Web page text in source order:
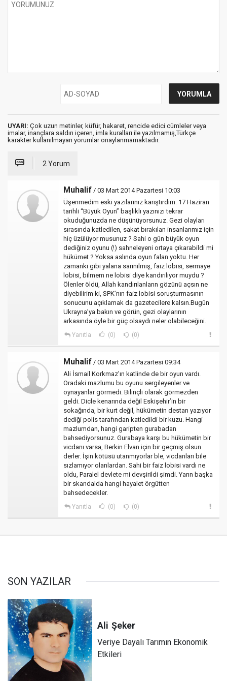
UYARI: Çok uzun metinler, küfür, hakaret, rencide edici cümleler veya
imalar, inançlara saldırı içeren, imla kuralları ile yazılmamış,Türkçe
karakter kullanılmayan yorumlar onaylanmamaktadır.
2 Yorum
Muhalif / 03 Mart 2014 Pazartesi 10:03
Üşenmedim eski yazılarınız karıştırdım. 17 Haziran
tarihli “Büyük Oyun” başlıklı yazınızı tekrar
okuduğunuzda ne düşünüyorsunuz. Gezi olayları
sırasında katledilen, sakat bırakılan insanlarımız için
hiç üzülüyor musunuz ? Sahi o gün büyük oyun
dediğiniz oyunu (!) sahneleyeni ortaya çıkarabildi mi
hükümet ? Yoksa aslında oyun falan yoktu. Her
zamanki gibi yalana sarınılmış, faiz lobisi, sermaye
lobisi, bilmem ne lobisi diye kandırılıyor muydu ?
Ölenler öldü, Allah kandırılanların gözünü açsın ne
diyebilirim ki, SPK’nın faiz lobisi soruşturmasının
sonucunu açıklamak da gazetecilere kalsın.Bugün
Ukrayna’ya bakın ve görün, gezi olaylarının
arkasında öyle bir güç olsaydı neler olabileceğini.
Yanıtla (0) (0)
Muhalif / 03 Mart 2014 Pazartesi 09:34
Ali İsmail Korkmaz’ın katlinde de bir oyun vardı.
Oradaki mazlumu bu oyunu sergileyenler ve
oynayanlar görmedi. Bilinçli olarak görmezden
geldi. Dicle kenarında değil Eskişehir’in bir
sokağında, bir kurt değil, hükümetin destan yazıyor
dediği polis tarafından katledildi bir kuzu. Hangi
mazlumdan, hangi garipten gurabadan
bahsediyorsunuz. Gurabaya karşı bu hükümetin bir
vicdanı varsa, Berkin Elvan için bir geçmiş olsun
derler. İşin kötüsü utanmıyorlar ble, vicdanları bile
sızlamıyor olanlardan. Sahi bir faiz lobisi vardı ne
oldu, Paralel devlete mi devşirildi şimdi. Yarın başka
bir skandalda hangi hayalet örgütten
bahsedecekler.
Yanıtla (0) (0)
SON YAZILAR
Ali Şeker
Veriye Dayalı Tarımın Ekonomik
Etkileri